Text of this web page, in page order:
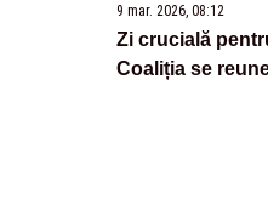
9 mar. 2026, 08:12
Zi crucială
Coaliția se